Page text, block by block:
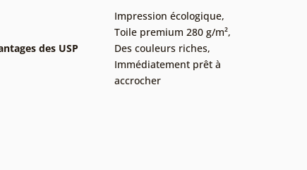
des USP
Impression écologique,
Toile premium 280 g/m²,
Des couleurs riches,
Immédiatement prêt à
accrocher